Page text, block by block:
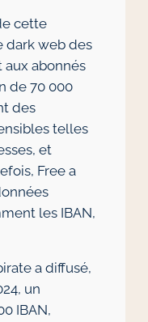
cette
dark web des
abonnés
de 70 000
des
telles
et
Free a
les IBAN,
a diffusé,
un
IBAN,